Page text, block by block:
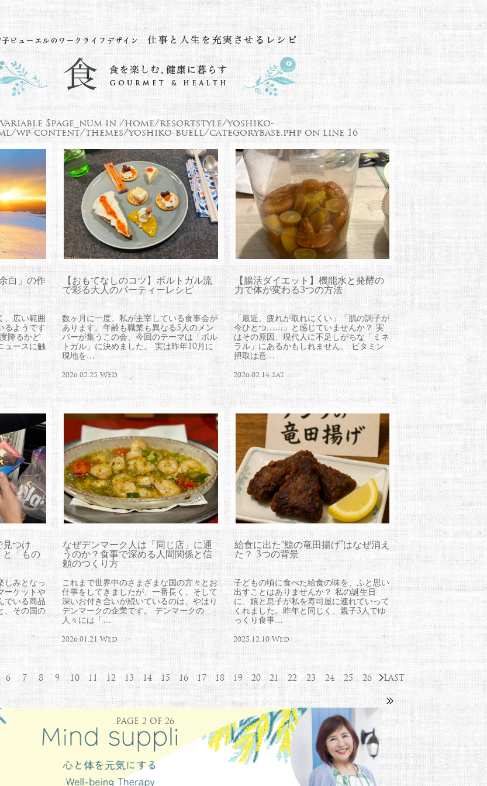
$page_num in/home/resortstyle/yoshiko-
wp-content/themes/yoshiko-buell/categorybase.phpon line 16
白」の作
、広い範囲
るようです
降るかど
ュースに触
【おもてなしのコツ】ポルトガル流
で彩る大人のパーティーレシピ
数ヶ月に一度、私が主宰している食事会が
あります。年齢も職業も異なる5人のメン
バーが集うこの会、今回のテーマは「ポル
トガル」に決めました。 実は昨年10月に
現地を…
2026.02.25 Wed
【腸活ダイエット】機能水と発酵の
力で体が変わる3つの方法
「最近、疲れが取れにくい」「肌の調子が
今ひとつ……」と感じていませんか？ 実
はその原因、現代人に不足しがちな「ミネ
ラル」にあるかもしれません。 ビタミン
摂取は意…
2026.02.14 Sat
見つけ
と「もの
しみとなっ
ーケットや
でいる商品
、その国の
なぜデンマーク人は「同じ店」に通
うのか？食事で深める人間関係と信
頼のつくり方
これまで世界中のさまざまな国の方々とお
仕事をしてきましたが、一番長く、そして
深いお付き合いが続いているのは、やはり
デンマークの企業です。 デンマークの
人々には「…
2026.01.21 Wed
給食に出た“鯨の竜田揚げ”はなぜ消え
た？ 3つの背景
子どもの頃に食べた給食の味を、ふと思い
出すことはありませんか？ 私の誕生日
に、娘と息子が私を寿司屋に連れていって
くれました。昨年と同じく、親子3人でゆ
っくり食事…
2025.12.10 Wed
6 7 8 9 10 11 12 13 14 15 16 17 18 19 20 21 22 23 24 25 26 LAST
PAGE 2 OF 26